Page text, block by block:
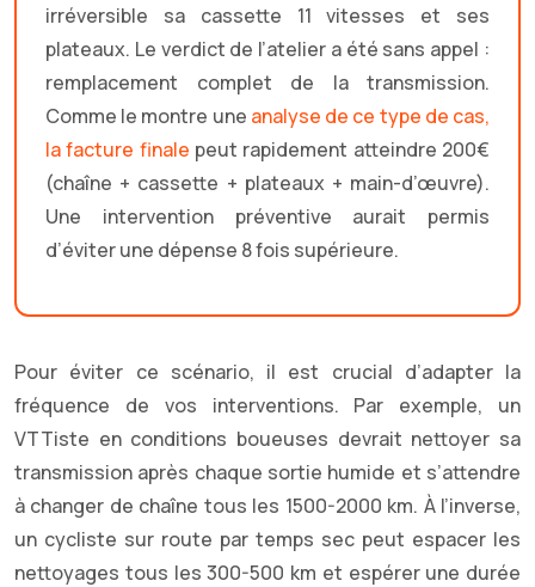
irréversible sa cassette 11 vitesses et ses
plateaux. Le verdict de l’atelier a été sans appel :
remplacement complet de la transmission.
Comme le montre une analyse de ce type de cas,
la facture finale peut rapidement atteindre 200€
(chaîne + cassette + plateaux + main-d’œuvre).
Une intervention préventive aurait permis
d’éviter une dépense 8 fois supérieure.
Pour éviter ce scénario, il est crucial d’adapter la
fréquence de vos interventions. Par exemple, un
VTTiste en conditions boueuses devrait nettoyer sa
transmission après chaque sortie humide et s’attendre
à changer de chaîne tous les 1500-2000 km. À l’inverse,
un cycliste sur route par temps sec peut espacer les
nettoyages tous les 300-500 km et espérer une durée